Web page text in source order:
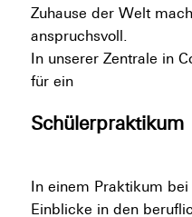
Zuhause der Welt
anspruchsvoll.
In unserer Zentrale in
für ein
Schülerpraktikum
In einem Praktikum
Einblicke in den